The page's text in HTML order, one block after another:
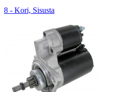
8 - Kori, Sisusta